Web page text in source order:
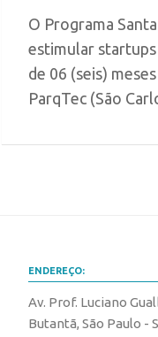
O Programa
estimular
de 06 (seis)
ParqTec (São
ENDEREÇO:
Av. Prof. Luciano
Butantã, São Paulo -